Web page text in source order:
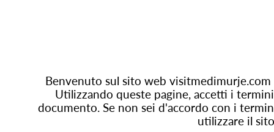
Benvenuto sul sito web
Utilizzando queste pagine, accetti i
documento. Se non sei d'accordo con i
utilizzare il